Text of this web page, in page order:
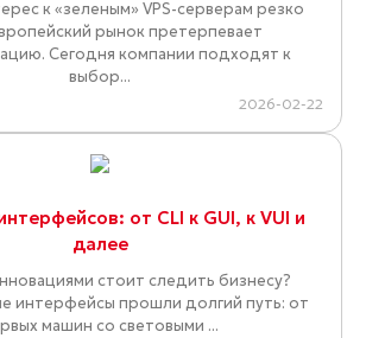
к «зеленым» VPS-серверам резко
рынок претерпевает
Сегодня компании подходят к
выбор...
2026-02-22
от CLI к GUI, к VUI и
далее
стоит следить бизнесу?
интерфейсы прошли долгий путь: от
машин со световыми ...